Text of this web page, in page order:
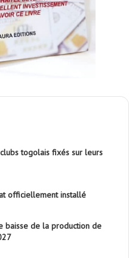
togolais fixés sur leurs
officiellement installé
baisse de la production de